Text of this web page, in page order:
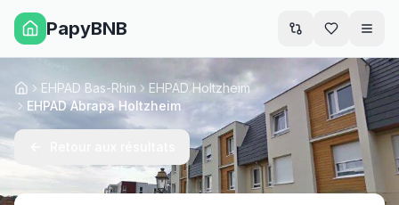
PapyBNB
AccueilEHPAD Bas-Rhin
EHPAD Holtzheim
EHPAD Abrapa Holtzheim